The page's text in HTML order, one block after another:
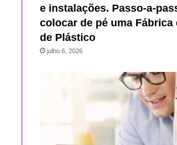
e instalações. Passo-a-
colocar de pé uma Fábrica
de Plástico
julho 6, 2026